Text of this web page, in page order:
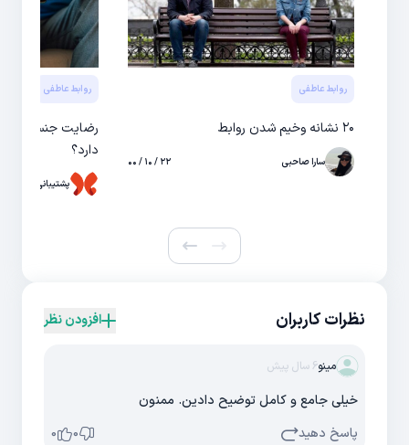
روابط عاطفی
۲۰ نشانه وخیم شدن روابط
سارا صاحبی ۲۲ / ۱۰ / ۰۰
روابط عاطفی
رضایت جنسی
دارد؟
پشتیبانی حال
نظرات کاربران افزودن نظر
مینو6 سال پیش
خیلی جامع و کامل توضیح دادین. ممنون
پاسخ دهید
0
0